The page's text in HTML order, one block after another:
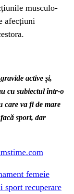
musculo-
afecțiuni
active și,
cu subiectul într-o
care va fi de mare
sport, dar
femeie
sport recuperare